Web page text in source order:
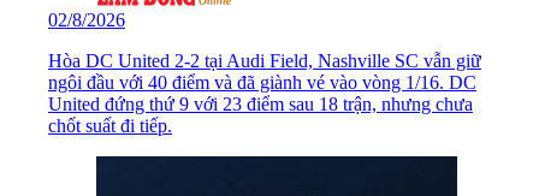
02/8/2026
Hòa DC United 2-2 tại Audi Field, Nashville SC vẫn giữ
ngôi đầu với 40 điểm và đã giành vé vào vòng 1/16. DC
United đứng thứ 9 với 23 điểm sau 18 trận, nhưng chưa
chốt suất đi tiếp.